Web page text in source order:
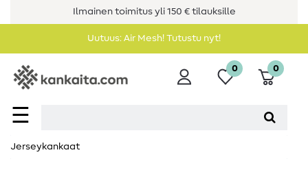
Ilmainen toimitus yli 150 € tilauksille
Uutuus: Air Mesh! Tutustu nyt!
☰
0 0
Jerseykankaat